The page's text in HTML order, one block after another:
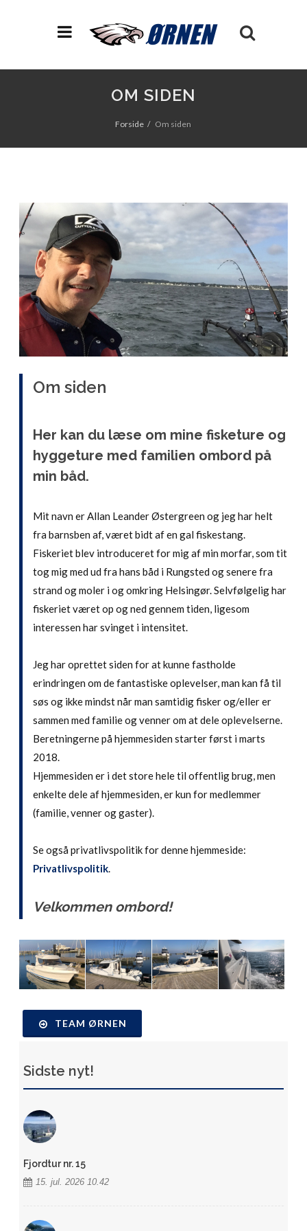
OM SIDEN
Forside Om siden
Om siden
Her kan du læse om mine fisketure og
hyggeture med familien ombord på
min båd.
Mit navn er Allan Leander Østergreen og jeg har helt
fra barnsben af, været bidt af en gal fiskestang.
Fiskeriet blev introduceret for mig af min morfar, som tit
tog mig med ud fra hans båd i Rungsted og senere fra
strand og moler i og omkring Helsingør. Selvfølgelig har
fiskeriet været op og ned gennem tiden, ligesom
interessen har svinget i intensitet.
Jeg har oprettet siden for at kunne fastholde
erindringen om de fantastiske oplevelser, man kan få til
søs og ikke mindst når man samtidig fisker og/eller er
sammen med familie og venner om at dele oplevelserne.
Beretningerne på hjemmesiden starter først i marts
2018.
Hjemmesiden er i det store hele til offentlig brug, men
enkelte dele af hjemmesiden, er kun for medlemmer
(familie, venner og gaster).
Se også privatlivspolitik for denne hjemmeside:
Privatlivspolitik.
Velkommen ombord!
TEAM ØRNEN
Sidste nyt!
Fjordtur nr. 15
15. jul. 2026 10.42